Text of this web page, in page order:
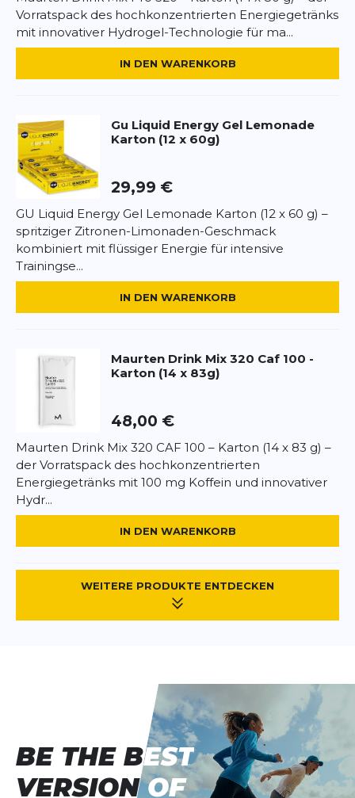
Nährwerte pro 60 g:Energie 100 kcal, Fett 0 g,
Salz 0,055 g, Koffein 40 mg.
Minuten während der Belastung einnehmen.
Allergenhinweis:
*Pflichtfelder
BEWERTUNG HINZUFÜGEN
DatenschutzbestimmungenundNutzungsbedingungenvon
Google.
Vorratspack des hochkonzentrierten Energiegetränks
mit innovativer Hydrogel-Technologie für ma...
IN DEN WARENKORB
Gu Liquid Energy Gel Lemonade
Karton (12 x 60g)
29,99 €
GU Liquid Energy Gel Lemonade Karton (12 x 60 g) –
spritziger Zitronen-Limonaden-Geschmack
kombiniert mit flüssiger Energie für intensive
Trainingse...
IN DEN WARENKORB
Maurten Drink Mix 320 Caf 100 -
Karton (14 x 83g)
48,00 €
Maurten Drink Mix 320 CAF 100 – Karton (14 x 83 g) –
der Vorratspack des hochkonzentrierten
Energiegetränks mit 100 mg Koffein und innovativer
Hydr...
IN DEN WARENKORB
WEITERE PRODUKTE ENTDECKEN
BE THE BEST
VERSION OF
BE THE BEST
VERSION OF